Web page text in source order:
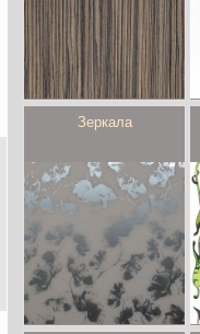
Зеркала